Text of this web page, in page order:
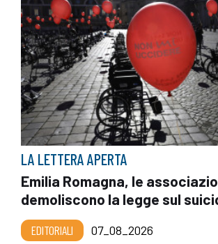
LA LETTERA APERTA
Emilia Romagna, le
demoliscono la legge sul
EDITORIALI 07_08_2026